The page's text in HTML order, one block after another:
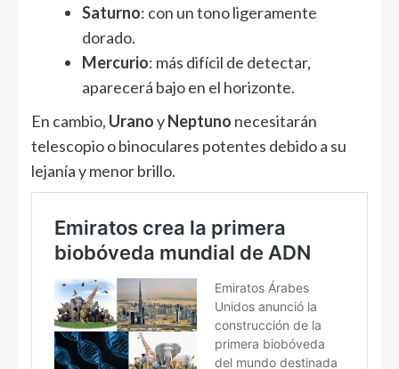
Saturno: con un tono ligeramente
dorado.
Mercurio: más difícil de detectar,
aparecerá bajo en el horizonte.
En cambio, UranoyNeptuno necesitarán
telescopio o binoculares potentes debido a su
lejanía y menor brillo.